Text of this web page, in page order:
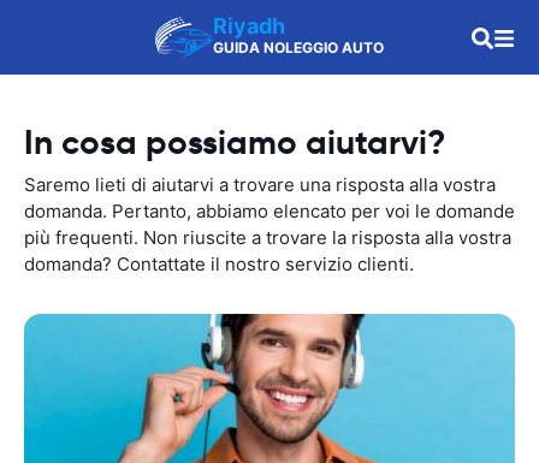
Riyadh
GUIDA NOLEGGIO AUTO
In cosa possiamo aiutarvi?
Saremo lieti di aiutarvi a trovare una risposta alla vostra
domanda. Pertanto, abbiamo elencato per voi le domande
più frequenti. Non riuscite a trovare la risposta alla vostra
domanda? Contattate il nostro servizio clienti.